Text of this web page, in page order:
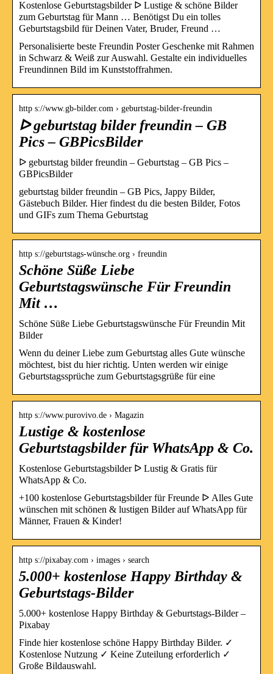
Kostenlose Geburtstagsbilder ᐅ Lustige & schöne Bilder
zum Geburtstag für Mann … Benötigst Du ein tolles
Geburtstagsbild für Deinen Vater, Bruder, Freund …
Personalisierte beste Freundin Poster Geschenke mit Rahmen
in Schwarz & Weiß zur Auswahl. Gestalte ein individuelles
Freundinnen Bild im Kunststoffrahmen.
http s://www.gb-bilder.com › geburtstag-bilder-freundin
ᐅ geburtstag bilder freundin – GB
Pics – GBPicsBilder
ᐅ geburtstag bilder freundin – Geburtstag – GB Pics –
GBPicsBilder
geburtstag bilder freundin – GB Pics, Jappy Bilder,
Gästebuch Bilder. Hier findest du die besten Bilder, Fotos
und GIFs zum Thema Geburtstag
http s://geburtstags-wünsche.org › freundin
Schöne Süße Liebe
Geburtstagswünsche Für Freundin
Mit …
Schöne Süße Liebe Geburtstagswünsche Für Freundin Mit
Bilder
Wenn du deiner Liebe zum Geburtstag alles Gute wünsche
möchtest, bist du hier richtig. Unten werden wir einige
Geburtstagssprüche zum Geburtstagsgrüße für eine
http s://www.purovivo.de › Magazin
Lustige & kostenlose
Geburtstagsbilder für WhatsApp & Co.
Kostenlose Geburtstagsbilder ᐅ Lustig & Gratis für
WhatsApp & Co.
+100 kostenlose Geburtstagsbilder für Freunde ᐅ Alles Gute
wünschen mit schönen & lustigen Bilder auf WhatsApp für
Männer, Frauen & Kinder!
http s://pixabay.com › images › search
5.000+ kostenlose Happy Birthday &
Geburtstags-Bilder
5.000+ kostenlose Happy Birthday & Geburtstags-Bilder –
Pixabay
Finde hier kostenlose schöne Happy Birthday Bilder. ✓
Kostenlose Nutzung ✓ Keine Zuteilung erforderlich ✓
Große Bildauswahl.